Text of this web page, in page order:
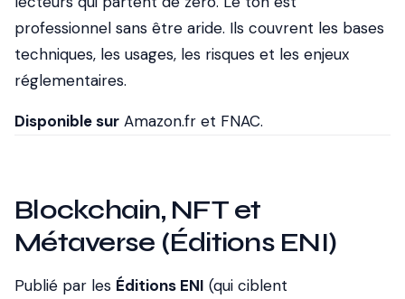
professionnel sans être aride. Ils couvrent les bases
techniques, les usages, les risques et les enjeux
réglementaires.
Disponible sur Amazon.fr et FNAC.
Blockchain, NFT et
Métaverse (Éditions ENI)
Publié par les Éditions ENI (qui ciblent